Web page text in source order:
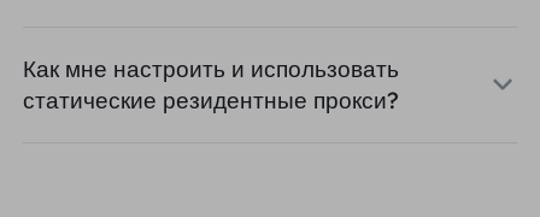
Как мне настроить и использовать
статические резидентные прокси?